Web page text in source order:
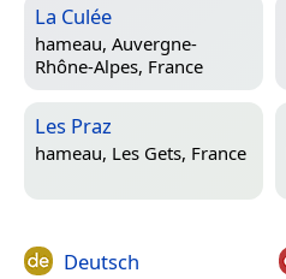
La Culée
hameau, Auvergne-
Rhône-Alpes, France
Les Praz
hameau, Les Gets, France
Deutsch